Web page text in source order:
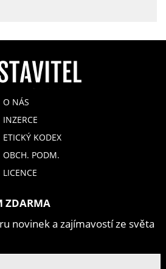
O NÁS
INZERCE
ETICKÝ KODEX
OBCH. PODM.
LICENCE
ZDARMA
novinek a zajímavostí ze světa